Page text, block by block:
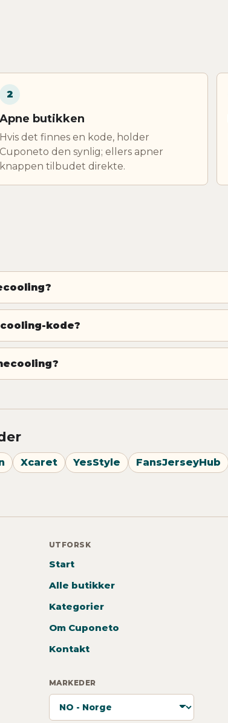
2
Apne butikken
Hvis det finnes en kode, holder
Cuponeto den synlig; ellers apner
knappen tilbudet direkte.
kode?
Xcaret YesStyle FansJerseyHub
UTFORSK
Start
Alle butikker
Kategorier
Om Cuponeto
Kontakt
MARKEDER